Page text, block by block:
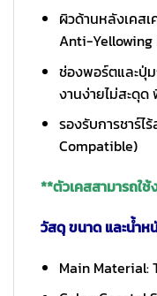
ผิวด้านหลังเคส
Anti-Yellowing
ช่องพอร์ตและปุ่
งานง่ายไม่สะดุ
รองรับการชาร์ไ
Compatible)
**ตัวเคสสามารถใ
วัสดุ ขนาด และน้ำห
Main Material: